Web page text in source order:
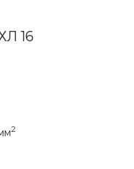
16
2